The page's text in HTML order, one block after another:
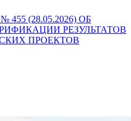
№ 455 (28.05.2026) ОБ
РЕЗУЛЬТАТОВ
ПРОЕКТОВ